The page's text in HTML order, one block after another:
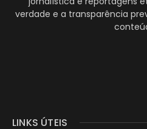
verdade e a transparência
LINKS ÚTEIS